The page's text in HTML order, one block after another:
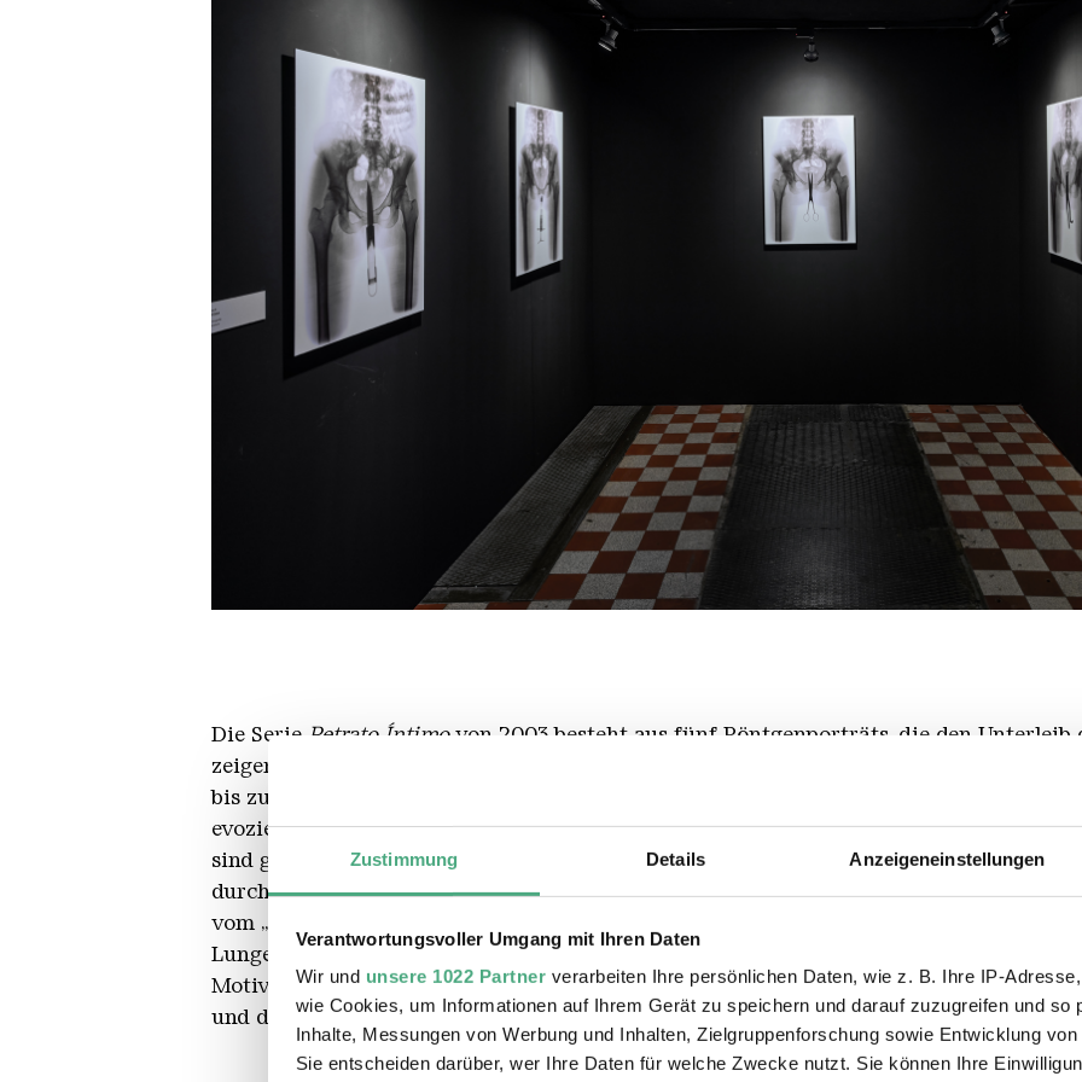
Zustimmung Details Anzeigeneinstellungen
Verantwortungsvoller Umgang mit Ihren Daten
Wir und unsere 1022 Partner verarbeiten Ihre persönlichen Daten, wie z. B. Ihre IP-
wie Cookies, um Informationen auf Ihrem Gerät zu speichern und darauf zuzugreifen und so
Inhalte, Messungen von Werbung und Inhalten, Zielgruppenforschung sowie Entwicklung
Sie entscheiden darüber, wer Ihre Daten für welche Zwecke nutzt. Sie können Ihre
Retrato Intimo
Copyright: Hans-Georg Merkel | Weltkulturerbe Völklinger Hütte
Die Serie Retrato Íntimovon 2003 besteht aus fünf Röntgenporträts, die den
zeigen. Für die Bilder hat sich die Brasilianerin verschiedene scharfkantige und
bis zur Spritze – durch eine Vaseline-Schicht geschützt – in ihre Vagina eingeführt.
evozieren weibliche Erfahrungen von häuslicher, sexualisierter und medizinischer
sind gleichzeitig selbstbestimmt und setzen sich über die Vorstellung weiblicher
durch ihre Drastik und klinische Kälte entziehen sie sich einem lustvollen
vom „Innenportrait“ der Figur Clawdia Chauchat aus Thomas Manns Roman
Lunge. Hans Castorp erhält es von Chauchat nach einer gemeinsamen Nacht.
Motiv auf, entwickelt es jedoch in ihrer Röntgenreihe zu einer scharfen Reflexion
und die Grenzen des weiblichen Körpers